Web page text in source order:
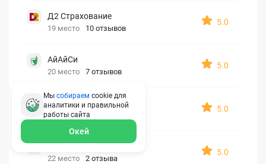
Д2 Страхование
19 место 10 отзывов
5.0
АйАйСи
20 место 7 отзывов
5.0
OxySport
21 место 6 отзывов
5.0
ERGO AXA
22 место 2 отзыва
5.0
Мы собираем cookie для
аналитики и правильной
работы сайта
Окей